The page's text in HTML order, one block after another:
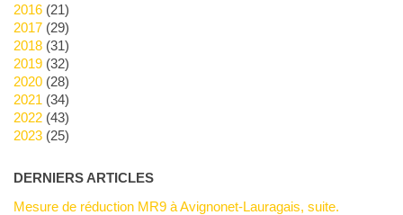
2016(21)
2017(29)
2018(31)
2019(32)
2020(28)
2021 (34)
2022(43)
2023(25)
DERNIERS ARTICLES
Mesure de réduction MR9 à Avignonet-Lauragais, suite.